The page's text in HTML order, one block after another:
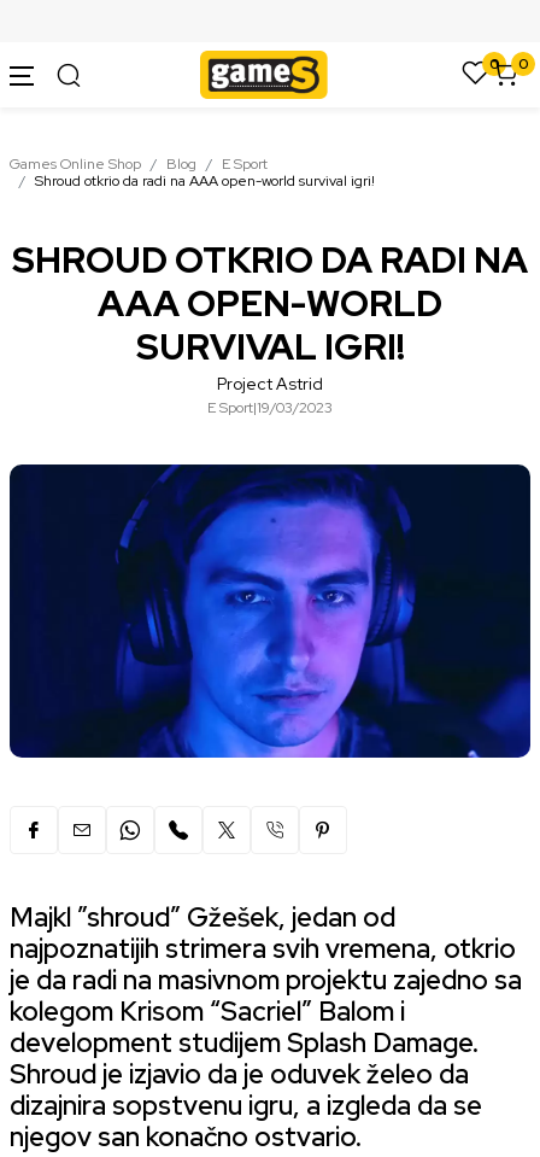
0 0
Games Online Shop Blog
E Sport
Shroud otkrio da radi na AAA open-world survival igri!
SHROUD OTKRIO DA RADI NA
AAA OPEN-WORLD
SURVIVAL IGRI!
Project Astrid
E Sport|19/03/2023
Majkl ”shroud” Gžešek, jedan od
najpoznatijih strimera svih vremena, otkrio
je da radi na masivnom projektu zajedno sa
kolegom Krisom “Sacriel” Balom i
development studijem Splash Damage.
Shroud je izjavio da je oduvek želeo da
dizajnira sopstvenu igru, a izgleda da se
njegov san konačno ostvario.